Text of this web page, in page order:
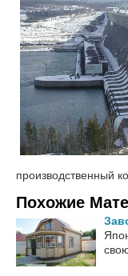
производственный
Похожие